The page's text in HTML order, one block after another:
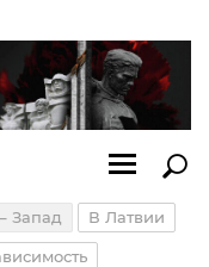
Запад В Латвии